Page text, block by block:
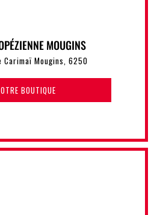
MOUGINS
Carimaï Mougins, 6250
BOUTIQUE